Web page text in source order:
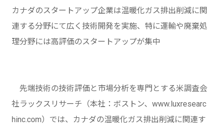
カナダのスタートアップ企業は温暖化ガス排出削減に関
連する分野にて広く技術開発を実施、特に運輸や廃棄処
理分野には高評価のスタートアップが集中
先端技術の技術評価と市場分析を専門とする米調査会
社ラックスリサーチ（本社：ボストン、www.luxresearc
hinc.com）では、カナダの温暖化ガス排出削減に関連す